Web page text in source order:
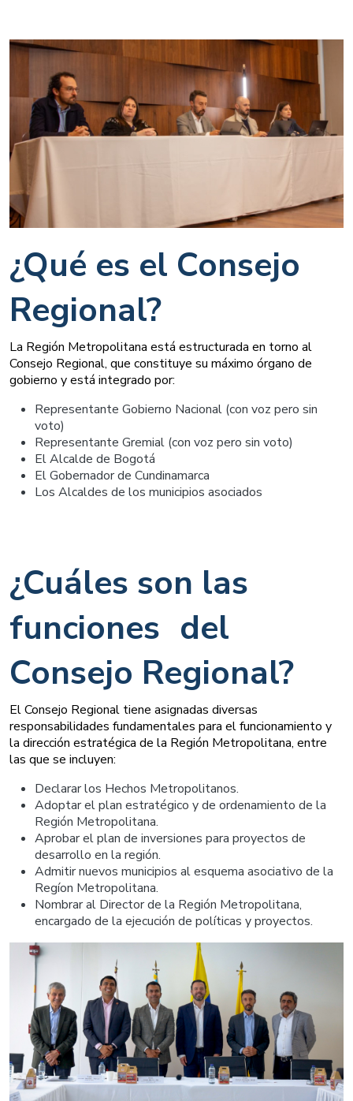
¿Qué es el Consejo
Regional?
La Región Metropolitana está estructurada en torno al
Consejo Regional, que constituye su máximo órgano de
gobierno y está integrado por:
Representante Gobierno Nacional (con voz pero sin
voto)
Representante Gremial (con voz pero sin voto)
El Alcalde de Bogotá
El Gobernador de Cundinamarca
Los Alcaldes de los municipios asociados
¿Cuáles son las
funciones del
Consejo Regional?
El Consejo Regional tiene asignadas diversas
responsabilidades fundamentales para el funcionamiento y
la dirección estratégica de la Región Metropolitana, entre
las que se incluyen:
Declarar los Hechos Metropolitanos.
Adoptar el plan estratégico y de ordenamiento de la
Región Metropolitana.
Aprobar el plan de inversiones para proyectos de
desarrollo en la región.
Admitir nuevos municipios al esquema asociativo de la
Regíon Metropolitana.
Nombrar al Director de la Región Metropolitana,
encargado de la ejecución de políticas y proyectos.